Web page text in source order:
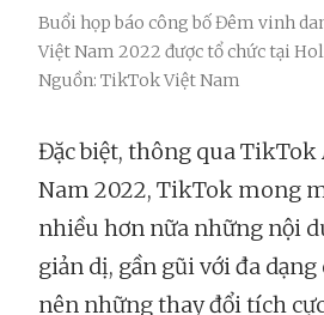
Buổi họp báo công bố Đêm vinh
Việt Nam 2022 được tổ chức tại
Nguồn: TikTok Việt Nam
Đặc biệt, thông qua TikTok
Nam 2022, TikTok mong
nhiều hơn nữa những nội
giản dị, gần gũi với đa dạng
nên những thay đổi tích